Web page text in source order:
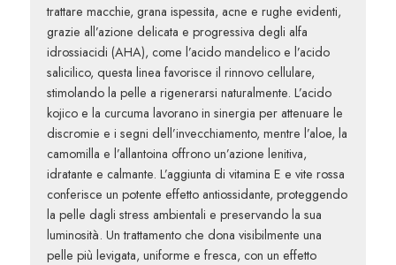
trattaremacchie,grana ispessita, acne erughe evidenti,
grazie all’azione delicata e progressiva degli alfa
idrossiacidi (AHA), come l’acido mandelico e l’acido
salicilico, questa linea favorisce il rinnovo cellulare,
stimolando la pelle a rigenerarsi naturalmente. L’acido
kojico e lacurcuma lavorano in sinergia per attenuare le
discromie e i segni dell’invecchiamento, mentre l’aloe, la
camomilla e l’allantoina offrono un’azione lenitiva,
idratante e calmante. L’aggiunta divitamina E evite rossa
conferisce un potente effetto antiossidante, proteggendo
la pelle dagli stress ambientali e preservando la sua
luminosità. Un trattamento che dona visibilmente una
pelle più levigata, uniforme e fresca, con uneffetto